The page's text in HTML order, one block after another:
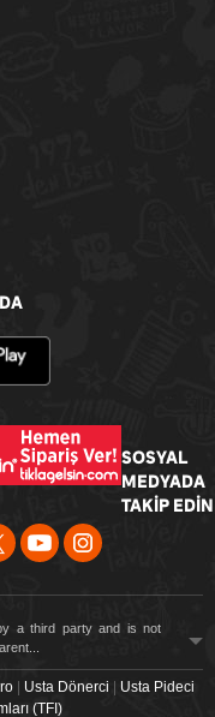
SOSYAL
MEDYADA
TAKİP EDİN
a third party and is not
| Usta Dönerci | Usta Pideci
(TFI)